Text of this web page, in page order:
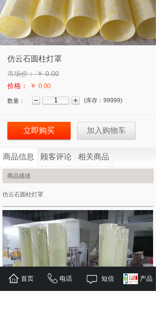
仿云石圆柱灯罩
市场价： ￥0.00
价格： ￥ 0.00
数量： (库存： 99999)
立即购买 加入购物车
商品信息 顾客评论 相关商品
商品描述
仿云石圆柱灯罩
首页 电话 短信 产品